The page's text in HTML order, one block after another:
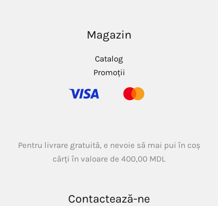
Magazin
Catalog
Promoții
Pentru livrare gratuită, e nevoie să mai pui în coș
cărți în valoare de 400,00 MDL
Contactează-ne